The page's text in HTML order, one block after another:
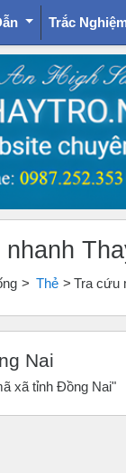
Trắc
Thẻ Tra cứu
Nai
xã tỉnh Đồng Nai"